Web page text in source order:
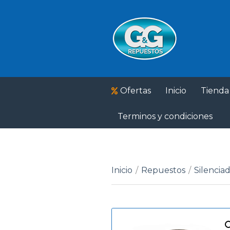
Ofertas Inicio Tienda
Terminos y condiciones
Inicio / Repuestos /